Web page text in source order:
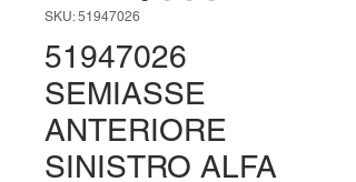
SKU: 51947026
51947026
SEMIASSE
ANTERIORE
SINISTRO ALFA